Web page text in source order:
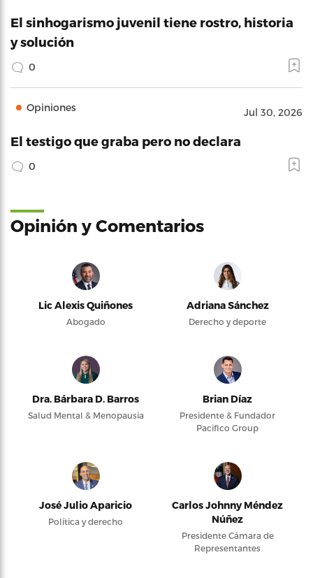
El sinhogarismo juvenil tiene rostro, historia
y solución
0
Opiniones Jul 30, 2026
El testigo que graba pero no declara
0
Opinión y Comentarios
Lic Alexis Quiñones
Abogado
Adriana Sánchez
Derecho y deporte
Dra. Bárbara D. Barros
Salud Mental & Menopausia
Brian Díaz
Presidente & Fundador
Pacifico Group
José Julio Aparicio
Política y derecho
Carlos Johnny Méndez
Núñez
Presidente Cámara de
Representantes